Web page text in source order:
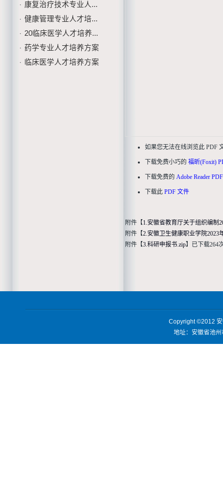
· 康复治疗技术专业人...
· 健康管理专业人才培...
· 20临床医学人才培养...
· 药学专业人才培养方案
· 临床医学人才培养方案
如果您无法在线浏览此 PDF
下载免费小巧的 福昕(Foxit)
下载免费的 Adobe Reader
下载此 PDF 文件
附件【1.安徽省教育厅关于组织编制
附件【2.安徽卫生健康职业学院2023
附件【3.科研申报书.zip】 已下载264
Copyright ©2012
地址：安徽省池